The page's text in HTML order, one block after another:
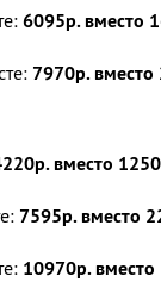
6095р. вместо
7970р.
вместо
7595р. вместо
10970р.